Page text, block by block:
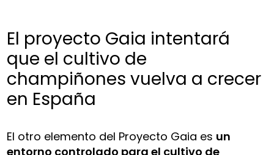
El proyecto Gaia intentará
que el cultivo de
champiñones vuelva a crecer
en España
El otro elemento del Proyecto Gaia es un
entorno controlado para el cultivo de